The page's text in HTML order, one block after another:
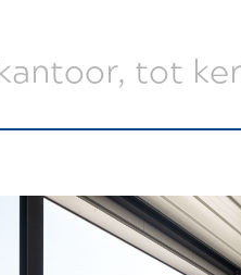
tot